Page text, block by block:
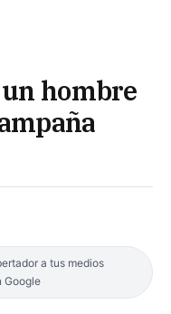
hombre
a tus medios
Google